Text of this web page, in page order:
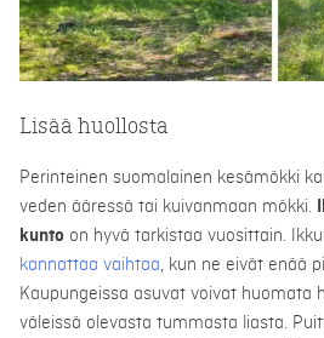
Lisää huollosta
Perinteinen suomalainen kesämökki
veden ääressä tai kuivanmaan mökki.
kunto on hyvä tarkistaa vuosittain.
kannattaa vaihtaa, kun ne eivät enää
Kaupungeissa asuvat voivat huomata
väleissä olevasta tummasta liasta.